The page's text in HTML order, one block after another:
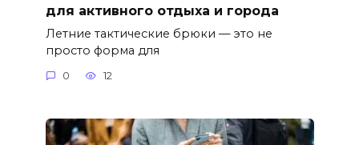
для активного отдыха и города
Летние тактические брюки — это не
просто форма для
0 12